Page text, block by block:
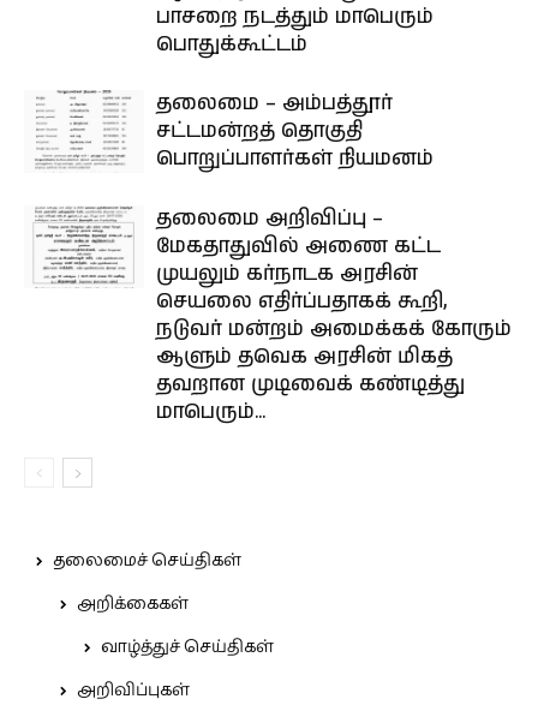
பாசறை நடத்தும் மாபெரும்
பொதுக்கூட்டம்
தலைமை – அம்பத்தூர்
சட்டமன்றத் தொகுதி
பொறுப்பாளர்கள் நியமனம்
தலைமை அறிவிப்பு –
மேகதாதுவில் அணை கட்ட
முயலும் கர்நாடக அரசின்
செயலை எதிர்ப்பதாகக் கூறி,
நடுவர் மன்றம் அமைக்கக் கோரும்
ஆளும் தவெக அரசின் மிகத்
தவறான முடிவைக் கண்டித்து
மாபெரும்...
தலைமைச் செய்திகள்
அறிக்கைகள்
வாழ்த்துச் செய்திகள்
அறிவிப்புகள்